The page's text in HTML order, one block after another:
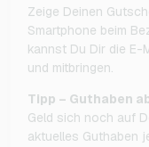
Zeige Deinen
Smartphone beim
kannst Du Dir die E-
und mitbringen.
Tipp – Guthaben
Geld sich noch auf
aktuelles Guthaben